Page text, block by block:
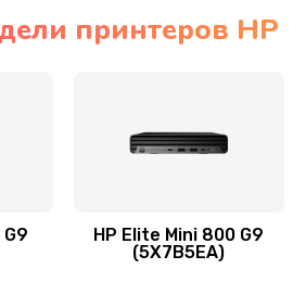
принтеров HP
HP Elite Mini 800 G9
(5X7B5EA)